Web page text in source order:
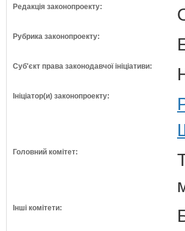
Редакція законопроекту:
Рубрика законопроекту:
Суб'єкт права законодавчої ініціативи:
Ініціатор(и) законопроекту:
Головний комітет:
Інші комітети: